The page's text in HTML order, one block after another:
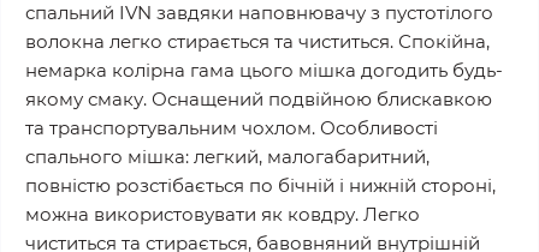
спальний IVN завдяки наповнювачу з пустотілого
волокна легко стирається та чиститься. Спокійна,
немарка колірна гама цього мішка догодить будь-
якому смаку. Оснащений подвійною блискавкою
та транспортувальним чохлом. Особливості
спального мішка: легкий, малогабаритний,
повністю розстібається по бічній і нижній стороні,
можна використовувати як ковдру. Легко
чиститься та стирається, бавовняний внутрішній